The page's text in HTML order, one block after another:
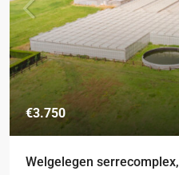
€3.750
Welgelegen